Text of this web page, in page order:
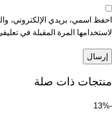
احفظ اسمي، بريدي الإلكتروني،
لاستخدامها المرة المقبلة في
منتجات ذات صلة
-13%